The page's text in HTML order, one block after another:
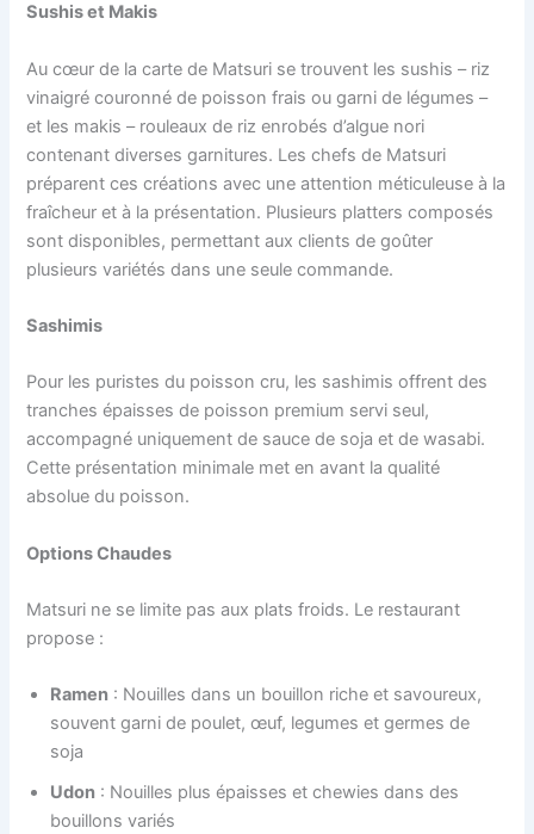
Sushis et Makis
Au cœur de la carte de Matsuri se trouvent les sushis – riz
vinaigré couronné de poisson frais ou garni de légumes –
et les makis – rouleaux de riz enrobés d’algue nori
contenant diverses garnitures. Les chefs de Matsuri
préparent ces créations avec une attention méticuleuse à la
fraîcheur et à la présentation. Plusieurs platters composés
sont disponibles, permettant aux clients de goûter
plusieurs variétés dans une seule commande.
Sashimis
Pour les puristes du poisson cru, les sashimis offrent des
tranches épaisses de poisson premium servi seul,
accompagné uniquement de sauce de soja et de wasabi.
Cette présentation minimale met en avant la qualité
absolue du poisson.
Options Chaudes
Matsuri ne se limite pas aux plats froids. Le restaurant
propose :
Ramen : Nouilles dans un bouillon riche et savoureux,
souvent garni de poulet, œuf, legumes et germes de
soja
Udon : Nouilles plus épaisses et chewies dans des
bouillons variés